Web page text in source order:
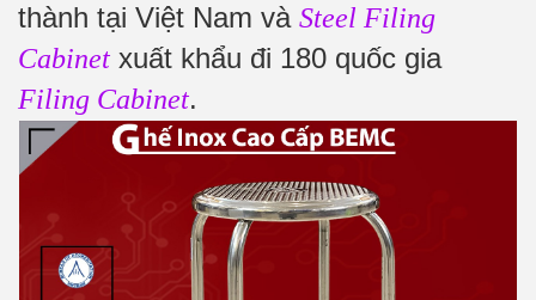
thành tại Việt Nam và Steel Filing
Cabinet xuất khẩu đi 180 quốc gia
Filing Cabinet.